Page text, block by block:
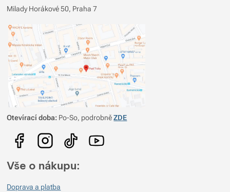
Milady Horákové 50, Praha 7
Otevírací doba: Po-So, podrobněZDE
Vše o nákupu:
Doprava a platba